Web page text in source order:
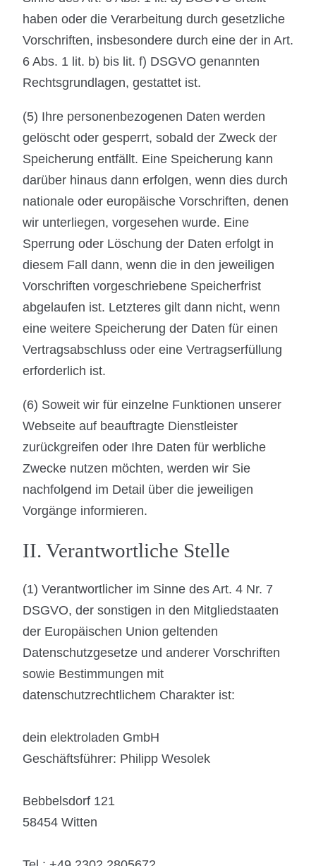
haben oder die Verarbeitung durch gesetzliche
Vorschriften, insbesondere durch eine der in Art.
6 Abs. 1 lit. b) bis lit. f) DSGVO genannten
Rechtsgrundlagen, gestattet ist.
(5) Ihre personenbezogenen Daten werden
gelöscht oder gesperrt, sobald der Zweck der
Speicherung entfällt. Eine Speicherung kann
darüber hinaus dann erfolgen, wenn dies durch
nationale oder europäische Vorschriften, denen
wir unterliegen, vorgesehen wurde. Eine
Sperrung oder Löschung der Daten erfolgt in
diesem Fall dann, wenn die in den jeweiligen
Vorschriften vorgeschriebene Speicherfrist
abgelaufen ist. Letzteres gilt dann nicht, wenn
eine weitere Speicherung der Daten für einen
Vertragsabschluss oder eine Vertragserfüllung
erforderlich ist.
(6) Soweit wir für einzelne Funktionen unserer
Webseite auf beauftragte Dienstleister
zurückgreifen oder Ihre Daten für werbliche
Zwecke nutzen möchten, werden wir Sie
nachfolgend im Detail über die jeweiligen
Vorgänge informieren.
II. Verantwortliche Stelle
(1) Verantwortlicher im Sinne des Art. 4 Nr. 7
DSGVO, der sonstigen in den Mitgliedstaaten
der Europäischen Union geltenden
Datenschutzgesetze und anderer Vorschriften
sowie Bestimmungen mit
datenschutzrechtlichem Charakter ist:
dein elektroladen GmbH
Geschäftsführer: Philipp Wesolek
Bebbelsdorf 121
58454 Witten